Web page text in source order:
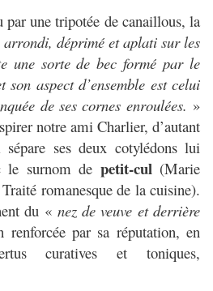
une tripotée de canaillous, la
arrondi, déprimé et aplati sur les
une sorte de bec formé par le
aspect d’ensemble est celui
de ses cornes enroulées. »
notre ami Charlier, d’autant
ses deux cotylédons lui
le surnom de petit-cul(Marie
romanesque de la cuisine).
du « nez de veuve et derrière
renforcée par sa réputation, en
curatives et toniques,